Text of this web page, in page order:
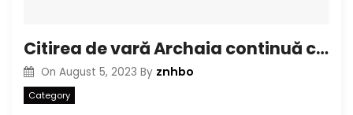
Citirea de vară Archaia continuă cu o privire despre lansarea media a lui Betty
On August 5, 2023 By znhbo
Category